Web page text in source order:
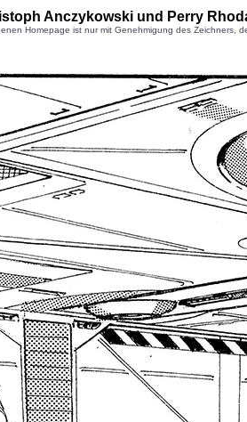
Anczykowski und Perry
Homepage ist nur mit Genehmigung des